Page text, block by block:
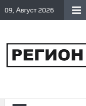
09, Август 2026